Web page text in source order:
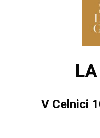
V Celnici